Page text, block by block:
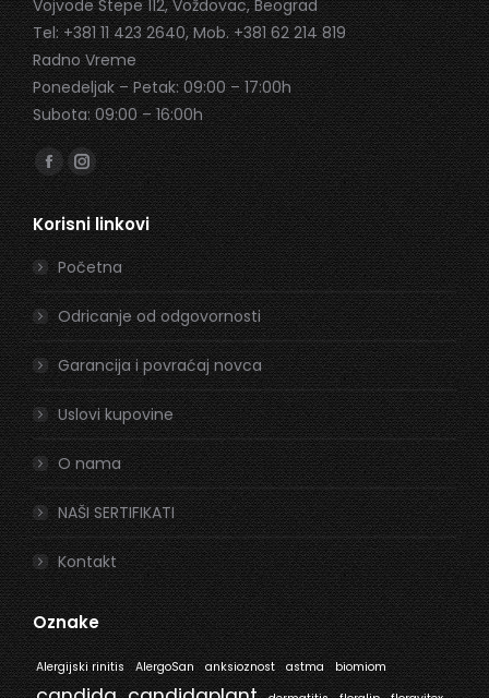
Vojvode Stepe 112, Voždovac, Beograd
Tel: +381 11 423 2640, Mob. +381 62 214 819
Radno Vreme
Ponedeljak – Petak: 09:00 – 17:00h
Subota: 09:00 – 16:00h
Find us on:
Facebook
page
opens
in
new
window
Instagram
page
opens
in
new
window
Korisni linkovi
Početna
Odricanje od odgovornosti
Garancija i povraćaj novca
Uslovi kupovine
O nama
NAŠI SERTIFIKATI
Kontakt
Oznake
Alergijski rinitis AlergoSan anksioznost astma biomiom